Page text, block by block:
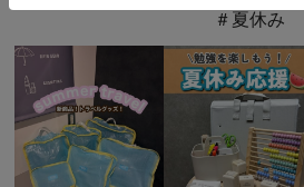
＃夏休み